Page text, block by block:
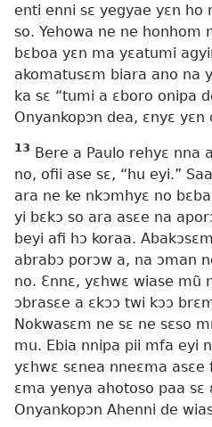
enti enni sɛ yegyae yɛn ho
so. Yehowa ne ne honhom
bɛboa yɛn ma yɛatumi
akomatusɛm biara ano na
ka sɛ “tumi a ɛboro onipa
Onyankopɔn dea, ɛnyɛ yɛn
13 Bere a Paulo rehyɛ nna
no, ofii ase sɛ, “hu eyi.”
ara ne ke nkɔmhyɛ no
yi bɛkɔ so ara asɛe na
beyi afi hɔ koraa.
abrabɔ porɔw a, na ɔman
no. Ɛnnɛ, yɛhwɛ wiase mũ
ɔbrasɛe a ɛkɔɔ twi kɔɔ
Nokwasɛm ne sɛ ne sɛso
mu. Ebia nnipa pii mfa eyi
yɛhwɛ sɛnea nneɛma asɛe
ɛma yenya ahotoso paa sɛ
Onyankopɔn Ahenni de